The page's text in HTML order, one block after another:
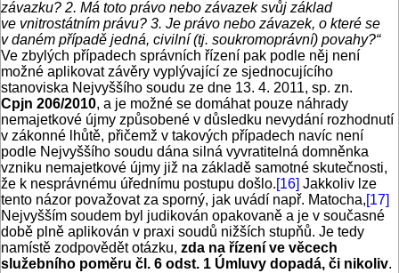
závazku? 2. Má toto právo nebo závazek svůj základ
ve vnitrostátním právu? 3. Je právo nebo závazek, o které se
v daném případě jedná, civilní (tj. soukromoprávní) povahy?“
Ve zbylých případech správních řízení pak podle něj není
možné aplikovat závěry vyplývající ze sjednocujícího
stanoviska Nejvyššího soudu ze dne 13. 4. 2011, sp. zn.
Cpjn 206/2010, a je možné se domáhat pouze náhrady
nemajetkové újmy způsobené v důsledku nevydání rozhodnutí
v zákonné lhůtě, přičemž v takových případech navíc není
podle Nejvyššího soudu dána silná vyvratitelná domněnka
vzniku nemajetkové újmy již na základě samotné skutečnosti,
že k nesprávnému úřednímu postupu došlo.[16] Jakkoliv lze
tento názor považovat za sporný, jak uvádí např. Matocha,[17]
Nejvyšším soudem byl judikován opakovaně a je v současné
době plně aplikován v praxi soudů nižších stupňů. Je tedy
namístě zodpovědět otázku, zda na řízení ve věcech
služebního poměru čl. 6 odst. 1 Úmluvy dopadá, či nikoliv.